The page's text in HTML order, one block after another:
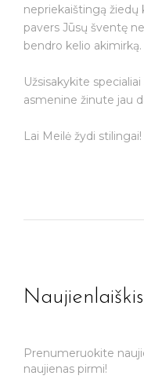
nepriekaištingą žiedų
pavers Jūsų šventę
bendro kelio akimirką.
Užsisakykite
asmenine žinute jau
Lai Meilė žydi stilingai!
Naujienlaiškis
Prenumeruokite
naujienas pirmi!